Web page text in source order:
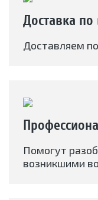
Доставка по
Доставляем
Помогут
возникшими